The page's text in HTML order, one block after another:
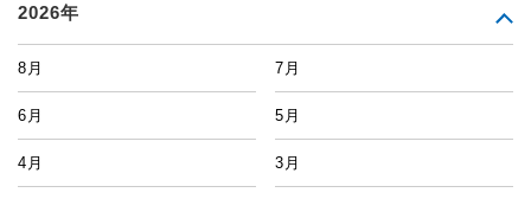
2026年
8月 7月
6月 5月
4月 3月